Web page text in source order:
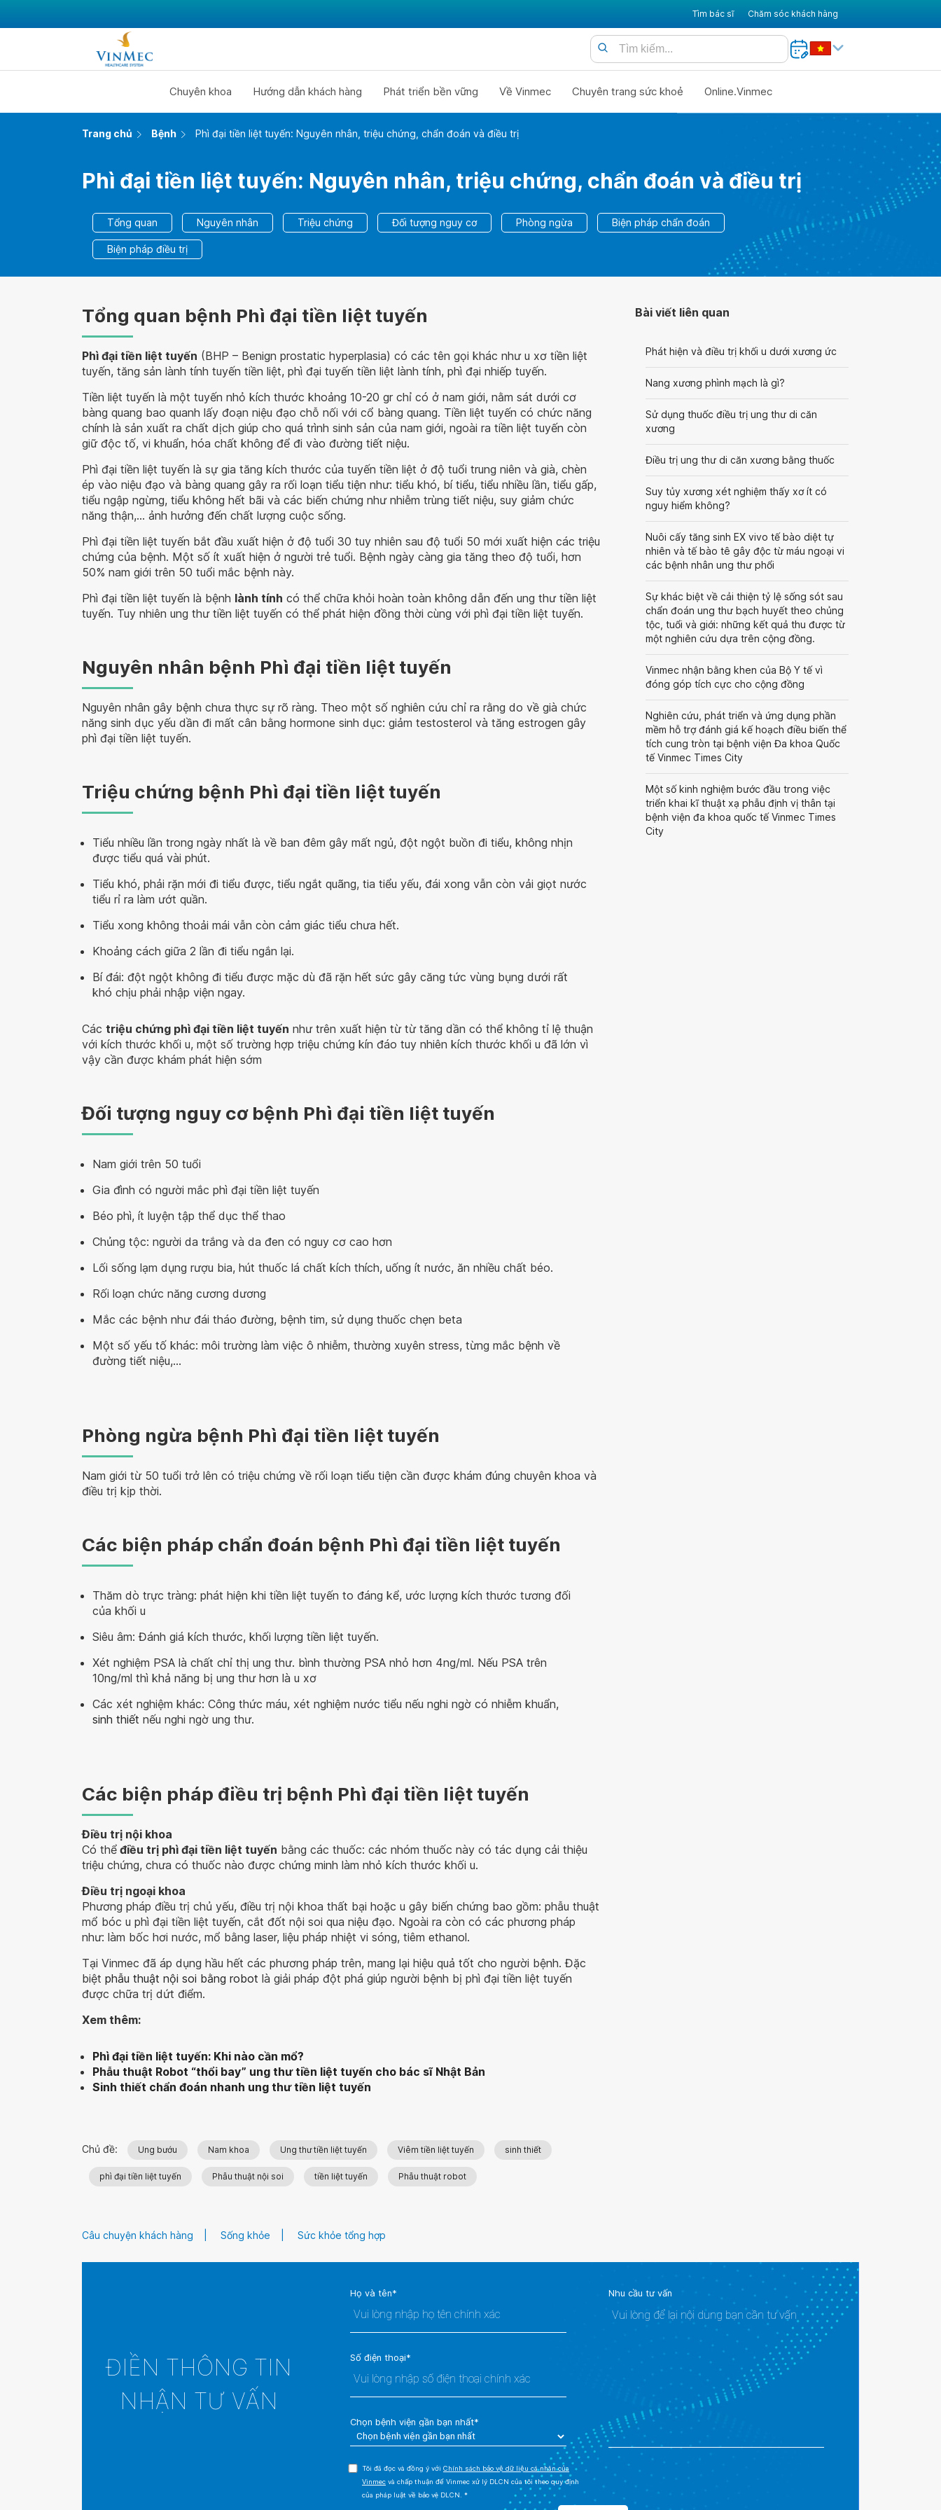
Tìm bác sĩ Chăm sóc khách hàng
Chuyên khoa Hướng dẫn khách hàng Phát triển bền vững Về Vinmec Chuyên trang sức khoẻ Online.Vinmec
Trang chủ Bệnh Phì đại tiền liệt tuyến: Nguyên nhân, triệu chứng, chẩn đoán và điều trị
Phì đại tiền liệt tuyến: Nguyên nhân, triệu chứng, chẩn đoán và điều trị
Tổng quan Nguyên nhân Triệu chứng Đối tượng nguy cơ Phòng ngừa Biện pháp chẩn đoán
Biện pháp điều trị
Tổng quan bệnh Phì đại tiền liệt tuyến
Phì đại tiền liệt tuyến (BHP – Benign prostatic hyperplasia) có các tên gọi khác như u xơ tiền liệt
tuyến, tăng sản lành tính tuyến tiền liệt, phì đại tuyến tiền liệt lành tính, phì đại nhiếp tuyến.
Tiền liệt tuyến là một tuyến nhỏ kích thước khoảng 10-20 gr chỉ có ở nam giới, nằm sát dưới cơ
bàng quang bao quanh lấy đoạn niệu đạo chỗ nối với cổ bàng quang. Tiền liệt tuyến có chức năng
chính là sản xuất ra chất dịch giúp cho quá trình sinh sản của nam giới, ngoài ra tiền liệt tuyến còn
giữ độc tố, vi khuẩn, hóa chất không để đi vào đường tiết niệu.
Phì đại tiền liệt tuyến là sự gia tăng kích thước của tuyến tiền liệt ở độ tuổi trung niên và già, chèn
ép vào niệu đạo và bàng quang gây ra rối loạn tiểu tiện như: tiểu khó, bí tiểu, tiểu nhiều lần, tiểu gấp,
tiểu ngập ngừng, tiểu không hết bãi và các biến chứng như nhiễm trùng tiết niệu, suy giảm chức
năng thận,… ảnh hưởng đến chất lượng cuộc sống.
Phì đại tiền liệt tuyến bắt đầu xuất hiện ở độ tuổi 30 tuy nhiên sau độ tuổi 50 mới xuất hiện các triệu
chứng của bệnh. Một số ít xuất hiện ở người trẻ tuổi. Bệnh ngày càng gia tăng theo độ tuổi, hơn
50% nam giới trên 50 tuổi mắc bệnh này.
Phì đại tiền liệt tuyến là bệnh lành tính có thể chữa khỏi hoàn toàn không dẫn đến ung thư tiền liệt
tuyến. Tuy nhiên ung thư tiền liệt tuyến có thể phát hiện đồng thời cùng với phì đại tiền liệt tuyến.
Nguyên nhân bệnh Phì đại tiền liệt tuyến
Nguyên nhân gây bệnh chưa thực sự rõ ràng. Theo một số nghiên cứu chỉ ra rằng do về già chức
năng sinh dục yếu dần đi mất cân bằng hormone sinh dục: giảm testosterol và tăng estrogen gây
phì đại tiền liệt tuyến.
Triệu chứng bệnh Phì đại tiền liệt tuyến
Tiểu nhiều lần trong ngày nhất là về ban đêm gây mất ngủ, đột ngột buồn đi tiểu, không nhịn
được tiểu quá vài phút.
Tiểu khó, phải rặn mới đi tiểu được, tiểu ngắt quãng, tia tiểu yếu, đái xong vẫn còn vải giọt nước
tiểu rỉ ra làm ướt quần.
Tiểu xong không thoải mái vẫn còn cảm giác tiểu chưa hết.
Khoảng cách giữa 2 lần đi tiểu ngắn lại.
Bí đái: đột ngột không đi tiểu được mặc dù đã rặn hết sức gây căng tức vùng bụng dưới rất
khó chịu phải nhập viện ngay.
Các triệu chứng phì đại tiền liệt tuyến như trên xuất hiện từ từ tăng dần có thể không tỉ lệ thuận
với kích thước khối u, một số trường hợp triệu chứng kín đáo tuy nhiên kích thước khối u đã lớn vì
vậy cần được khám phát hiện sớm
Đối tượng nguy cơ bệnh Phì đại tiền liệt tuyến
Nam giới trên 50 tuổi
Gia đình có người mắc phì đại tiền liệt tuyến
Béo phì, ít luyện tập thể dục thể thao
Chủng tộc: người da trắng và da đen có nguy cơ cao hơn
Lối sống lạm dụng rượu bia, hút thuốc lá chất kích thích, uống ít nước, ăn nhiều chất béo.
Rối loạn chức năng cương dương
Mắc các bệnh như đái tháo đường, bệnh tim, sử dụng thuốc chẹn beta
Một số yếu tố khác: môi trường làm việc ô nhiễm, thường xuyên stress, từng mắc bệnh về
đường tiết niệu,…
Phòng ngừa bệnh Phì đại tiền liệt tuyến
Nam giới từ 50 tuổi trở lên có triệu chứng về rối loạn tiểu tiện cần được khám đúng chuyên khoa và
điều trị kịp thời.
Các biện pháp chẩn đoán bệnh Phì đại tiền liệt tuyến
Thăm dò trực tràng: phát hiện khi tiền liệt tuyến to đáng kể, ước lượng kích thước tương đối
của khối u
Siêu âm: Đánh giá kích thước, khối lượng tiền liệt tuyến.
Xét nghiệm PSA là chất chỉ thị ung thư. bình thường PSA nhỏ hơn 4ng/ml. Nếu PSA trên
10ng/ml thì khả năng bị ung thư hơn là u xơ
Các xét nghiệm khác: Công thức máu, xét nghiệm nước tiểu nếu nghi ngờ có nhiễm khuẩn,
sinh thiết nếu nghi ngờ ung thư.
Các biện pháp điều trị bệnh Phì đại tiền liệt tuyến
Điều trị nội khoa
Có thể điều trị phì đại tiền liệt tuyến bằng các thuốc: các nhóm thuốc này có tác dụng cải thiệu
triệu chứng, chưa có thuốc nào được chứng minh làm nhỏ kích thước khối u.
Điều trị ngoại khoa
Phương pháp điều trị chủ yếu, điều trị nội khoa thất bại hoặc u gây biến chứng bao gồm: phẫu thuật
mổ bóc u phì đại tiền liệt tuyến, cắt đốt nội soi qua niệu đạo. Ngoài ra còn có các phương pháp
như: làm bốc hơi nước, mổ bằng laser, liệu pháp nhiệt vi sóng, tiêm ethanol.
Tại Vinmec đã áp dụng hầu hết các phương pháp trên, mang lại hiệu quả tốt cho người bệnh. Đặc
biệt phẫu thuật nội soi bằng robot là giải pháp đột phá giúp người bệnh bị phì đại tiền liệt tuyến
được chữa trị dứt điểm.
Xem thêm:
Phì đại tiền liệt tuyến: Khi nào cần mổ?
Phẫu thuật Robot “thổi bay” ung thư tiền liệt tuyến cho bác sĩ Nhật Bản
Sinh thiết chẩn đoán nhanh ung thư tiền liệt tuyến
Chủ đề: Ung bướu Nam khoa Ung thư tiền liệt tuyến Viêm tiền liệt tuyến sinh thiết
phì đại tiền liệt tuyến Phẫu thuật nội soi tiền liệt tuyến Phẫu thuật robot
Bài viết liên quan
Phát hiện và điều trị khối u dưới xương ức
Nang xương phình mạch là gì?
Sử dụng thuốc điều trị ung thư di căn
xương
Điều trị ung thư di căn xương bằng thuốc
Suy tủy xương xét nghiệm thấy xơ ít có
nguy hiểm không?
Nuôi cấy tăng sinh EX vivo tế bào diệt tự
nhiên và tế bào tê gây độc từ máu ngoại vi
các bệnh nhân ung thư phổi
Sự khác biệt về cải thiện tỷ lệ sống sót sau
chẩn đoán ung thư bạch huyết theo chủng
tộc, tuổi và giới: những kết quả thu được từ
một nghiên cứu dựa trên cộng đồng.
Vinmec nhận bằng khen của Bộ Y tế vì
đóng góp tích cực cho cộng đồng
Nghiên cứu, phát triển và ứng dụng phần
mềm hỗ trợ đánh giá kế hoạch điều biến thể
tích cung tròn tại bệnh viện Đa khoa Quốc
tế Vinmec Times City
Một số kinh nghiệm bước đầu trong việc
triển khai kĩ thuật xạ phẫu định vị thân tại
bệnh viện đa khoa quốc tế Vinmec Times
City
Câu chuyện khách hàng Sống khỏe Sức khỏe tổng hợp